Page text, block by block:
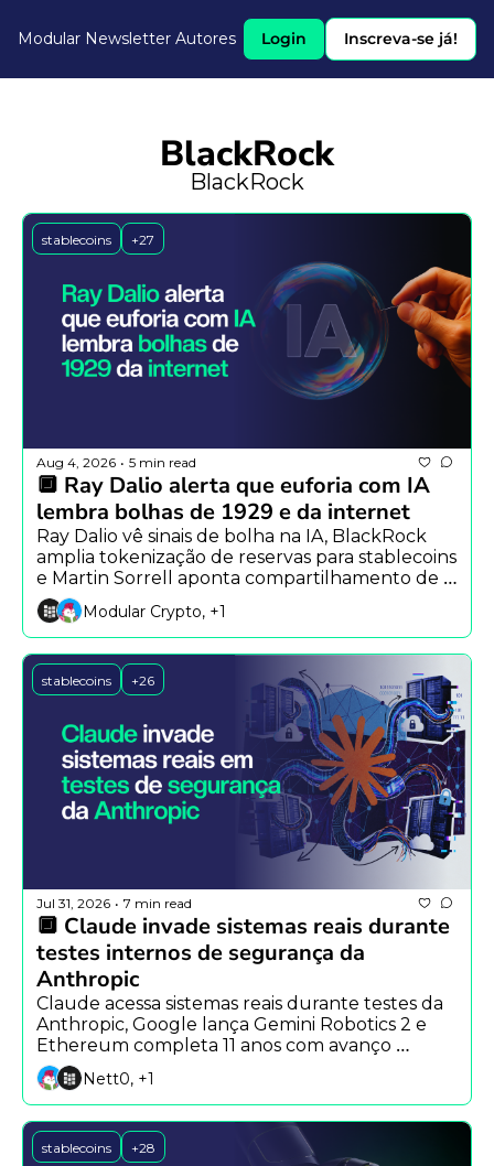
Modular Newsletter Autores Login Inscreva-se já!
BlackRock
BlackRock
stablecoins +27
Aug 4, 2026 • 5 min read
🔲 Ray Dalio alerta que euforia com IA
lembra bolhas de 1929 e da internet
Ray Dalio vê sinais de bolha na IA, BlackRock
amplia tokenização de reservas para stablecoins
e Martin Sorrell aponta compartilhamento de
conhecimento como habilidade-chave da era
da IA.Modular Crypto, +1
stablecoins +26
Jul 31, 2026 • 7 min read
🔲 Claude invade sistemas reais durante
testes internos de segurança da
Anthropic
Claude acessa sistemas reais durante testes da
Anthropic, Google lança Gemini Robotics 2 e
Ethereum completa 11 anos com avanço
institucional.
Nett0, +1
stablecoins +28